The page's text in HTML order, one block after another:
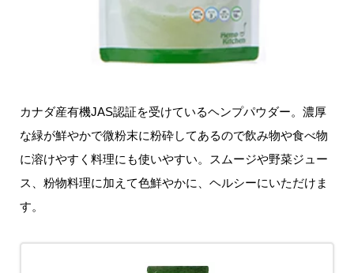
カナダ産有機JAS認証を受けているヘンプパウダー。濃厚
な緑が鮮やかで微粉末に粉砕してあるので飲み物や食べ物
に溶けやすく料理にも使いやすい。スムージや野菜ジュー
ス、粉物料理に加えて色鮮やかに、ヘルシーにいただけま
す。